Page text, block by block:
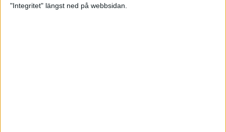
"Integritet" längst ned på webbsidan.